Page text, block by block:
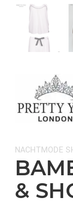
Categorieën:
NACHTMODE
&